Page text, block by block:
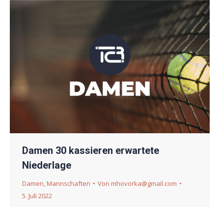
Damen 30 kassieren erwartete
Niederlage
Damen,Mannschaften Von mhovorka@gmail.com
5. Juli 2022